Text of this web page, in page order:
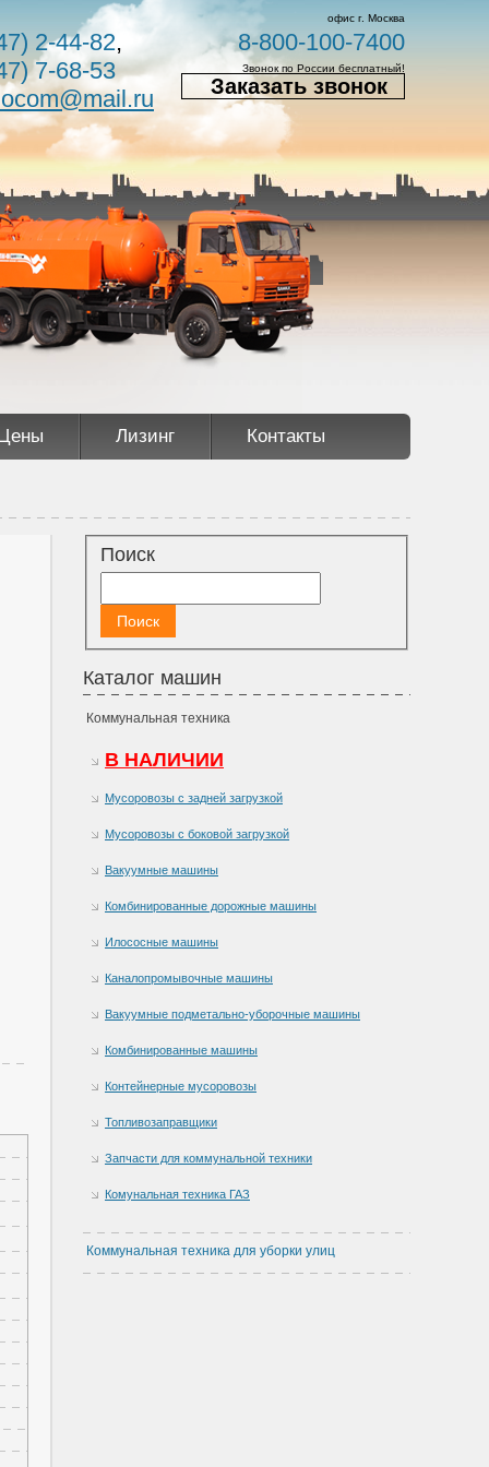
2-44-82,
7-68-53
офис г. Москва
8-800-100-7400
Звонок по России бесплатный!
Заказать звонок
Лизинг Контакты
Поиск
Каталог машин
Коммунальная техника
В НАЛИЧИИ
Мусоровозы с задней загрузкой
Мусоровозы с боковой загрузкой
Вакуумные машины
Комбинированные дорожные машины
Илососные машины
Каналопромывочные машины
Вакуумные подметально-уборочные машины
Комбинированные машины
Контейнерные мусоровозы
Топливозаправщики
Запчасти для коммунальной техники
Комунальная техника ГАЗ
Коммунальная техника для уборки улиц